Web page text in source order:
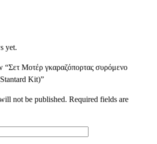
yet.
“Σετ Μοτέρ γκαραζόπορτας συρόμενο
Kit)”
not be published. Required fields are